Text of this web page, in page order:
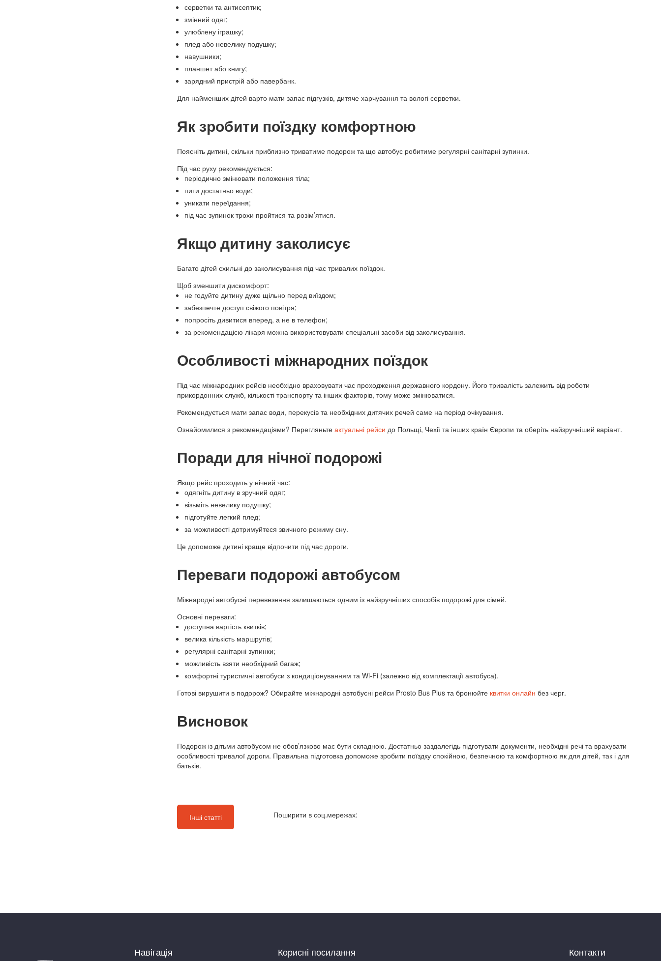
серветки та антисептик;
змінний одяг;
улюблену іграшку;
плед або невелику подушку;
навушники;
планшет або книгу;
зарядний пристрій або павербанк.
Для найменших дітей варто мати запас підгузків, дитяче харчування та вологі серветки.
Як зробити поїздку комфортною
Поясніть дитині, скільки приблизно триватиме подорож та що автобус робитиме регулярні санітарні зупинки.
Під час руху рекомендується:
періодично змінювати положення тіла;
пити достатньо води;
уникати переїдання;
під час зупинок трохи пройтися та розім’ятися.
Якщо дитину заколисує
Багато дітей схильні до заколисування під час тривалих поїздок.
Щоб зменшити дискомфорт:
не годуйте дитину дуже щільно перед виїздом;
забезпечте доступ свіжого повітря;
попросіть дивитися вперед, а не в телефон;
за рекомендацією лікаря можна використовувати спеціальні засоби від заколисування.
Особливості міжнародних поїздок
Під час міжнародних рейсів необхідно враховувати час проходження державного кордону. Його тривалість залежить від роботи
прикордонних служб, кількості транспорту та інших факторів, тому може змінюватися.
Рекомендується мати запас води, перекусів та необхідних дитячих речей саме на період очікування.
Ознайомилися з рекомендаціями? Перегляньте актуальні рейси до Польщі, Чехії та інших країн Європи та оберіть найзручніший варіант.
Поради для нічної подорожі
Якщо рейс проходить у нічний час:
одягніть дитину в зручний одяг;
візьміть невелику подушку;
підготуйте легкий плед;
за можливості дотримуйтеся звичного режиму сну.
Це допоможе дитині краще відпочити під час дороги.
Переваги подорожі автобусом
Міжнародні автобусні перевезення залишаються одним із найзручніших способів подорожі для сімей.
Основні переваги:
доступна вартість квитків;
велика кількість маршрутів;
регулярні санітарні зупинки;
можливість взяти необхідний багаж;
комфортні туристичні автобуси з кондиціонуванням та Wi-Fi (залежно від комплектації автобуса).
Готові вирушити в подорож? Обирайте міжнародні автобусні рейси Prosto Bus Plus та бронюйте квитки онлайн без черг.
Висновок
Подорож із дітьми автобусом не обов’язково має бути складною. Достатньо заздалегідь підготувати документи, необхідні речі та врахувати
особливості тривалої дороги. Правильна підготовка допоможе зробити поїздку спокійною, безпечною та комфортною як для дітей, так і для
батьків.
Інші статті Поширити в соц.мережах:
Навігація Корисні посилання Контакти